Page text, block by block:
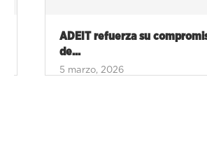
ADEIT refuerza su
de...
5 marzo, 2026